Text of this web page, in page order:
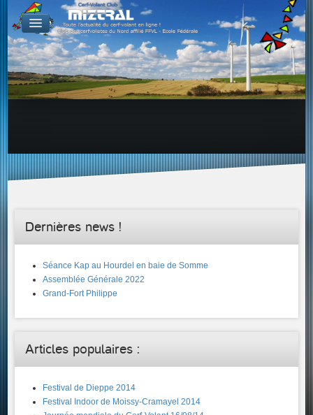
De par le monde
GALERIES
Galerie Photo
Galerie KAP
Galerie Vidéo
Proposer un lien sur votre site Web
Proposer un nouveau lien !
Dernières news !
Séance Kap au Hourdel en baie de Somme
Assemblée Générale 2022
Grand-Fort Philippe
Articles populaires :
Festival de Dieppe 2014
Festival Indoor de Moissy-Cramayel 2014